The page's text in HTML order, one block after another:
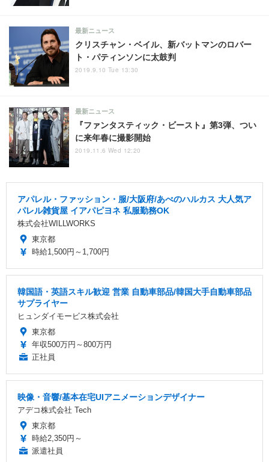
クリスチャン・ベイル、新バットマンのロバー
ト・パティンソンに太鼓判
最新ニュース
2019.9.10 Tue 13:30
『ファンタスティック・ビースト』第3弾、つい
に来年春に撮影開始
最新ニュース
2019.11.6 Wed 12:20
アパレル・ファッション・服/大阪府/あべのハルカス 大人気ア
パレル雑貨屋 イアパピヨネ 私服勤務OK
株式会社WILLWORKS
東京都
時給1,500円～1,700円
韓国語・英語スキル歓迎 営業 自動車部品/韓国大手自動車部品
サプライヤー
ヒュンダイモービス株式会社
東京都
年収500万円～800万円
正社員
映像・音響/基本在宅UIアニメーションデザイナー
アデコ株式会社 Tech
東京都
時給2,350円～
派遣社員